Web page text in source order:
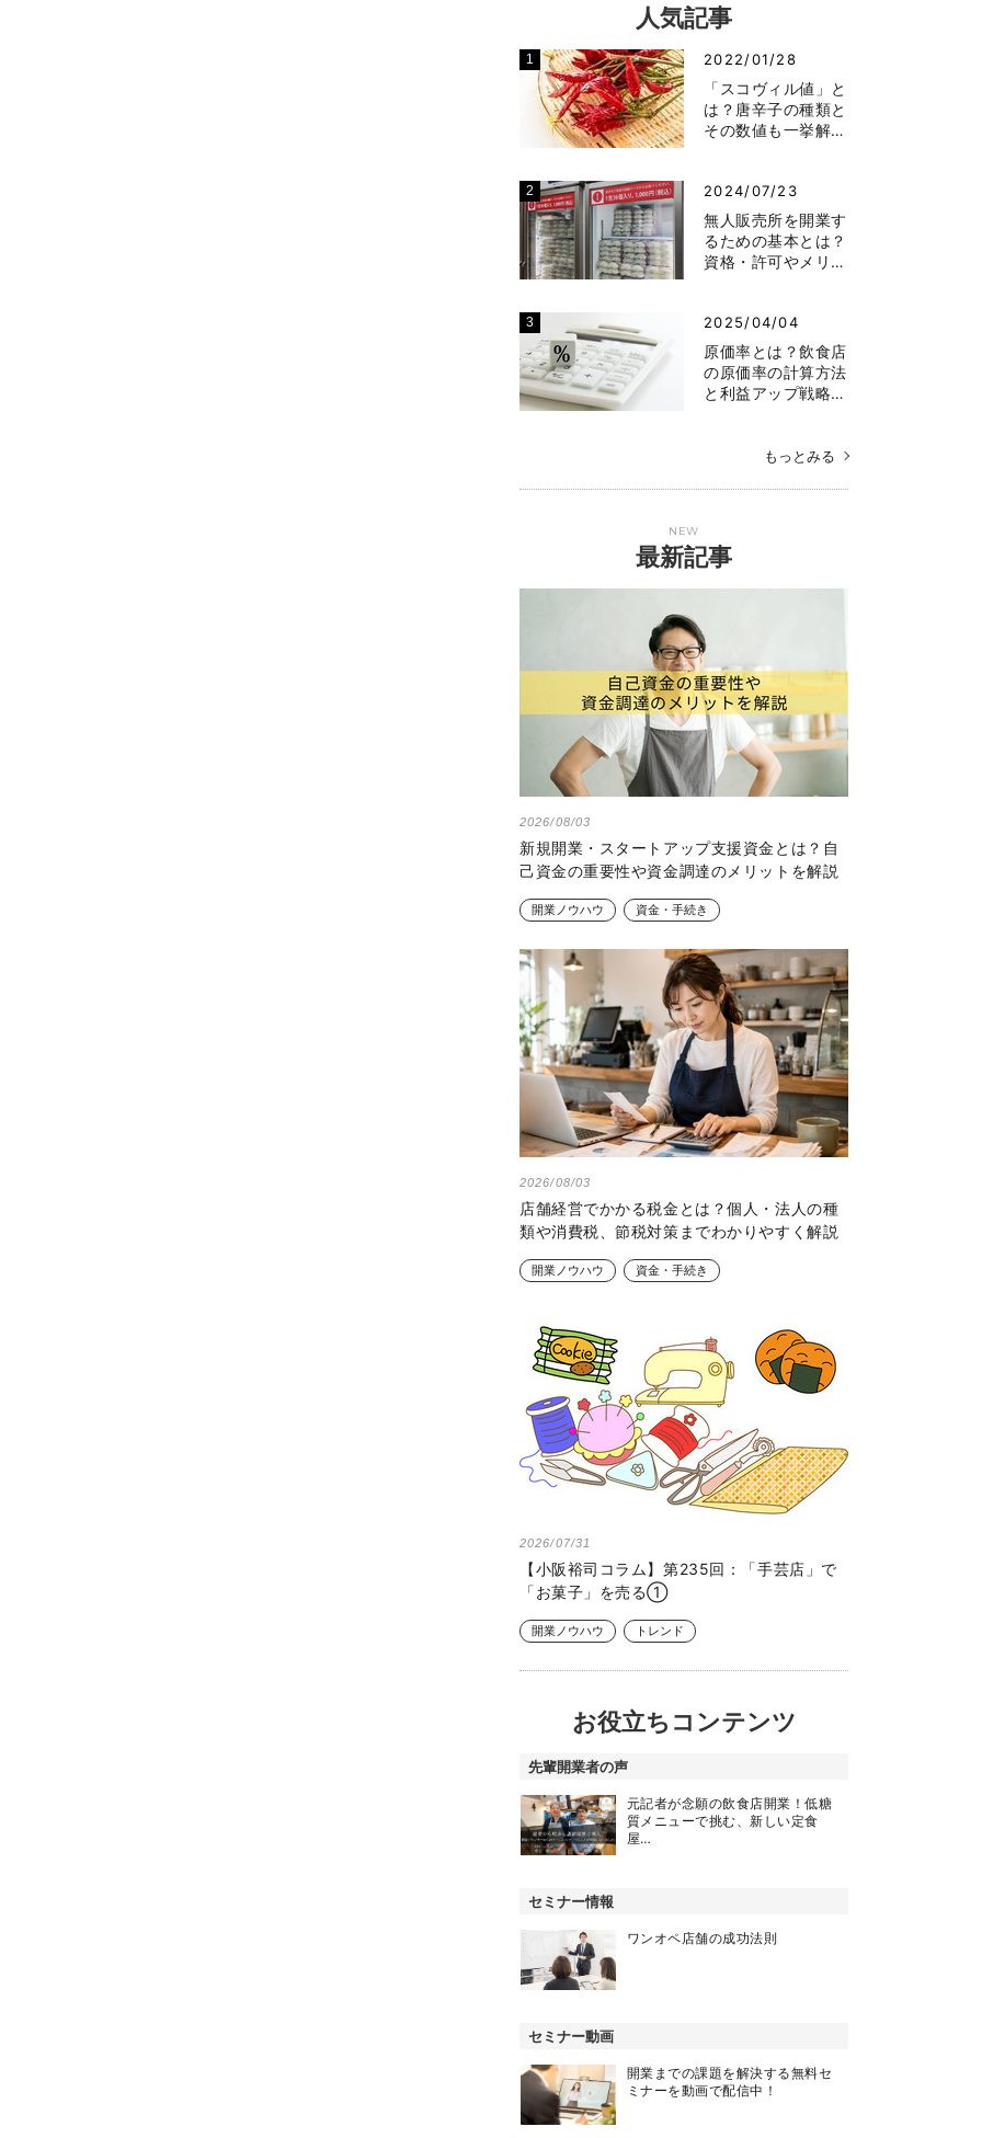
人気記事
2022/01/28
「スコヴィル値」と
は？唐辛子の種類と
その数値も一挙解…
2024/07/23
無人販売所を開業す
るための基本とは？
資格・許可やメリ…
2025/04/04
原価率とは？飲食店
の原価率の計算方法
と利益アップ戦略…
もっとみる
NEW
最新記事
2026/08/03
新規開業・スタートアップ支援資金とは？自
己資金の重要性や資金調達のメリットを解説
開業ノウハウ 資金・手続き
2026/08/03
店舗経営でかかる税金とは？個人・法人の種
類や消費税、節税対策までわかりやすく解説
開業ノウハウ 資金・手続き
2026/07/31
【小阪裕司コラム】第235回：「手芸店」で
「お菓子」を売る①
開業ノウハウ トレンド
お役立ちコンテンツ
先輩開業者の声
元記者が念願の飲食店開業！低糖
質メニューで挑む、新しい定食
屋…
セミナー情報
ワンオペ店舗の成功法則
セミナー動画
開業までの課題を解決する無料セ
ミナーを動画で配信中！